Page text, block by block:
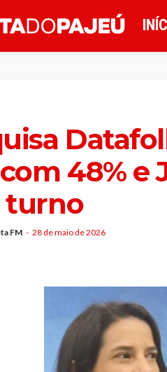
48% e
turno
FM 28 de maio de 2026